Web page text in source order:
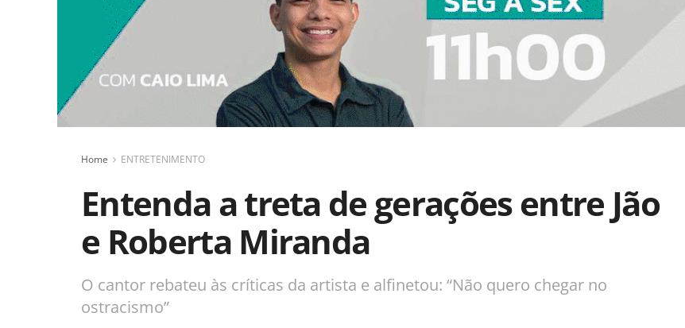
Home ENTRETENIMENTO
Entenda a treta de gerações entre Jão
e Roberta Miranda
O cantor rebateu às críticas da artista e alfinetou: “Não quero chegar no
ostracismo”